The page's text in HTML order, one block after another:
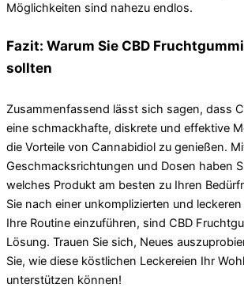
Möglichkeiten sind nahezu endlos.
Fazit: Warum Sie CBD
sollten
Zusammenfassend lässt sich sagen, dass
eine schmackhafte, diskrete und effektive
die Vorteile von Cannabidiol zu genießen.
Geschmacksrichtungen und Dosen haben
welches Produkt am besten zu Ihren
Sie nach einer unkomplizierten und
Ihre Routine einzuführen, sind CBD
Lösung. Trauen Sie sich, Neues
Sie, wie diese köstlichen Leckereien Ihr
unterstützen können!